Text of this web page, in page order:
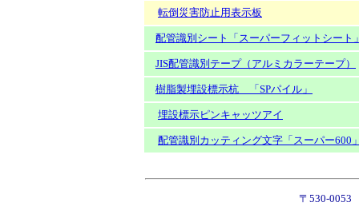
転倒災害防止用表示板
配管識別シート「スーパーフィットシート
JIS配管識別テープ（アルミカラーテープ）
樹脂製埋設標示杭 「SPパイル」
埋設標示ピンキャッツアイ
配管識別カッティング文字「スーパー600
〒530-